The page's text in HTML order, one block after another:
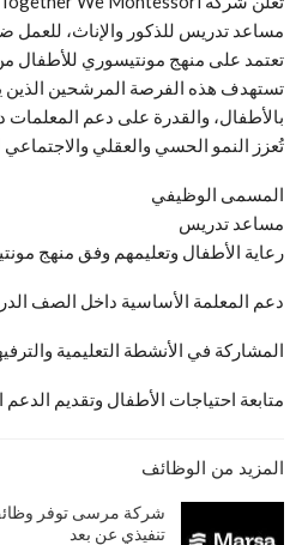
مساعد تدريس للذكور والإناث، للعمل
تستهدف هذه الفرصة المرشحين الذين
بالأطفال، والقدرة على دعم المعلمات
تُعزز النمو الحسي والعقلي
المسمى الوظيفي
مساعد تدريس
رعاية الأطفال وتعليمهم وفق منهج
دعم المعلمة الأساسية داخل الصف
المشاركة في الأنشطة التعليمية
متابعة احتياجات الأطفال وتقديم
المزيد من الوظائف
شركة مرسى توفر
تنفيذي عن بعد